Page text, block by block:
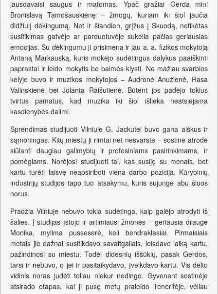
jausdavaisi saugus ir matomas. Ypač gražiai Gerda mini
Bronislavą Tamošauskienę – žmogų, kuriam iki šiol jaučia
didžiulį dėkingumą. Net ir šiandien, grįžus į Skuodą, netikėtas
susitikimas gatvėje ar parduotuvėje sukelia pačias geriausias
emocijas. Su dėkingumu ji prisimena ir jau a. a. fizikos mokytoją
Antaną Markauską, kuris mokėjo sudėtingus dalykus paaiškinti
paprastai ir leido mokytis be baimės klysti. Ne mažiau svarbios
kelyje buvo ir muzikos mokytojos – Audronė Anužienė, Rasa
Valinskienė bei Jolanta Raišutienė. Būtent jos padėjo tokius
tvirtus pamatus, kad muzika iki šiol išlieka neatsiejama
kasdienybės dalimi.
Sprendimas studijuoti Vilniuje G. Jackutei buvo gana aiškus ir
sąmoningas. Kitų miestų ji rimtai net nesvarstė – sostinė atrodė
siūlanti daugiau galimybių ir profesiniams pasirinkimams, ir
pomėgiams. Norėjosi studijuoti tai, kas susiję su menais, bet
kartu turėti laisvę neapsiriboti viena darbo pozicija. Kūrybinių
industrijų studijos tapo tuo atsakymu, kuris sujungė abu šiuos
norus.
Pradžia Vilniuje nebuvo tokia sudėtinga, kaip galėjo atrodyti iš
šalies. Į studijas įstojo ir artimiausi žmonės – geriausia draugė
Monika, mylima pusseserė, keli bendraklasiai. Pirmaisiais
metais jie dažnai susitikdavo savaitgaliais, leisdavo laiką kartu,
pažindinosi su miestu. Todėl didesnių iššūkių, pasak Gerdos,
tarsi ir nebuvo, o jei ir pasitaikydavo, įveikdavo kartu. Vis dėlto
vidinis noras judėti toliau niekur nedingo. Gyvenant sostinėje
atsirado etapas, kai ji pusę metų praleido Tenerifėje, vėliau